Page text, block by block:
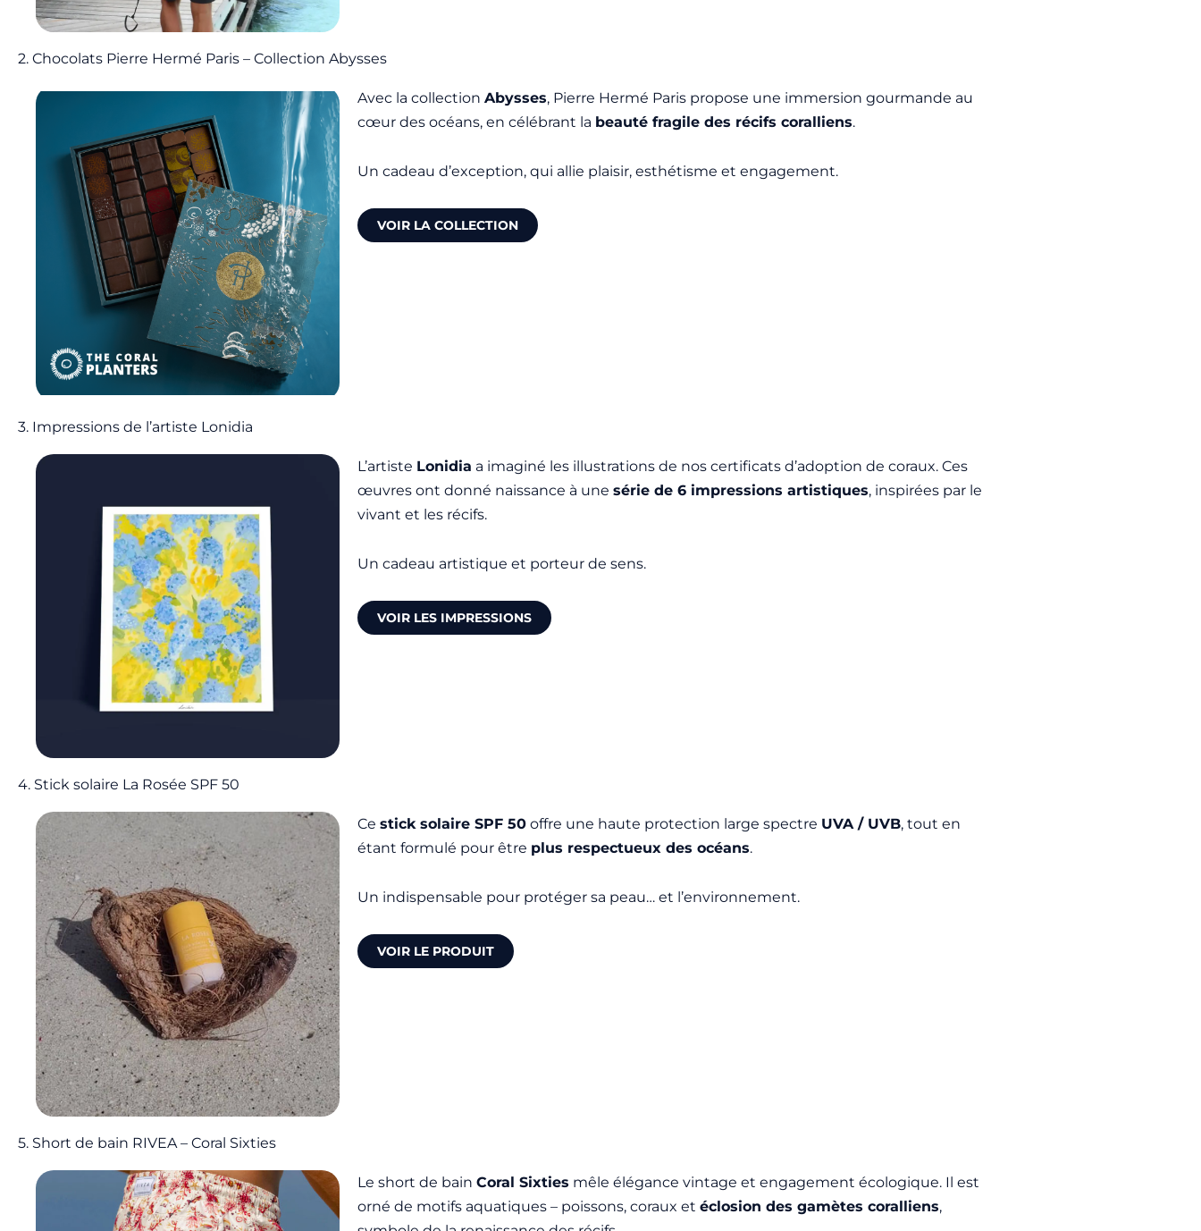
2. Chocolats Pierre Hermé Paris – Collection Abysses
Avec la collection Abysses, Pierre Hermé Paris propose une immersion gourmande au
cœur des océans, en célébrant la beauté fragile des récifs coralliens.
Un cadeau d’exception, qui allie plaisir, esthétisme et engagement.
VOIR LA COLLECTION
3. Impressions de l’artiste Lonidia
L’artiste Lonidia a imaginé les illustrations de nos certificats d’adoption de coraux. Ces
œuvres ont donné naissance à une série de 6 impressions artistiques, inspirées par le
vivant et les récifs.
Un cadeau artistique et porteur de sens.
VOIR LES IMPRESSIONS
4. Stick solaire La Rosée SPF 50
Ce stick solaire SPF 50 offre une haute protection large spectre UVA / UVB, tout en
étant formulé pour être plus respectueux des océans.
Un indispensable pour protéger sa peau… et l’environnement.
VOIR LE PRODUIT
5. Short de bain RIVEA – Coral Sixties
Le short de bain Coral Sixties mêle élégance vintage et engagement écologique. Il est
orné de motifs aquatiques – poissons, coraux et éclosion des gamètes coralliens,